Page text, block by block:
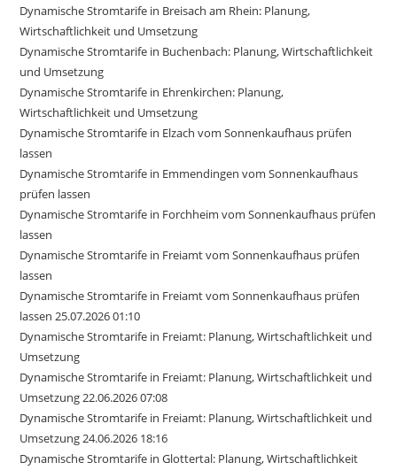
Dynamische Stromtarife in Breisach am Rhein: Planung,
Wirtschaftlichkeit und Umsetzung
Dynamische Stromtarife in Buchenbach: Planung, Wirtschaftlichkeit
und Umsetzung
Dynamische Stromtarife in Ehrenkirchen: Planung,
Wirtschaftlichkeit und Umsetzung
Dynamische Stromtarife in Elzach vom Sonnenkaufhaus prüfen
lassen
Dynamische Stromtarife in Emmendingen vom Sonnenkaufhaus
prüfen lassen
Dynamische Stromtarife in Forchheim vom Sonnenkaufhaus prüfen
lassen
Dynamische Stromtarife in Freiamt vom Sonnenkaufhaus prüfen
lassen
Dynamische Stromtarife in Freiamt vom Sonnenkaufhaus prüfen
lassen 25.07.2026 01:10
Dynamische Stromtarife in Freiamt: Planung, Wirtschaftlichkeit und
Umsetzung
Dynamische Stromtarife in Freiamt: Planung, Wirtschaftlichkeit und
Umsetzung 22.06.2026 07:08
Dynamische Stromtarife in Freiamt: Planung, Wirtschaftlichkeit und
Umsetzung 24.06.2026 18:16
Dynamische Stromtarife in Glottertal: Planung, Wirtschaftlichkeit